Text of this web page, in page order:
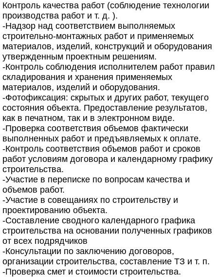
Контроль качества работ (соблюдение технологии
производства работ и т. д. ).
-Надзор над соответствием выполняемых
строительно-монтажных работ и применяемых
материалов, изделий, конструкций и оборудования
утвержденным проектным решениям.
-Контроль соблюдения исполнителем работ правил
складирования и хранения применяемых
материалов, изделий и оборудования.
-Фотофиксация: скрытых и других работ, текущего
состояния объекта. Предоставление результатов,
как в печатном, так и в электронном виде.
-Проверка соответствия объемов фактически
выполненных работ и предъявляемых к оплате.
-Контроль соответствия объемов работ и сроков
работ условиям договора и календарному графику
строительства.
-Участие в переписке по вопросам качества и
объемов работ.
-Участие в совещаниях по строительству и
проектированию объекта.
-Составление сводного календарного графика
строительства на основании полученных графиков
от всех подрядчиков
-Консультации по заключению договоров,
организации строительства, составление ТЗ и т. п.
-Проверка смет и стоимости строительства.